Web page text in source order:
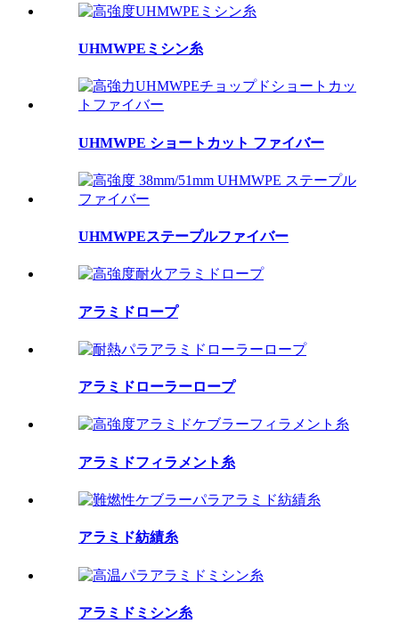
UHMWPEミシン糸
UHMWPE ショートカット ファイバー
UHMWPEステープルファイバー
アラミドロープ
アラミドローラーロープ
アラミドフィラメント糸
アラミド紡績糸
アラミドミシン糸